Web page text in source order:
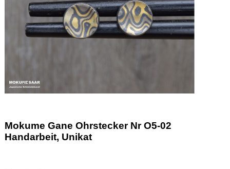
Mokume Gane Ohrstecker Nr O5-02
Handarbeit, Unikat